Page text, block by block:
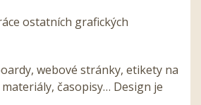
ostatních grafických
webové stránky, etikety na
časopisy… Design je